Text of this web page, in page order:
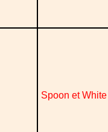
Spoon et White